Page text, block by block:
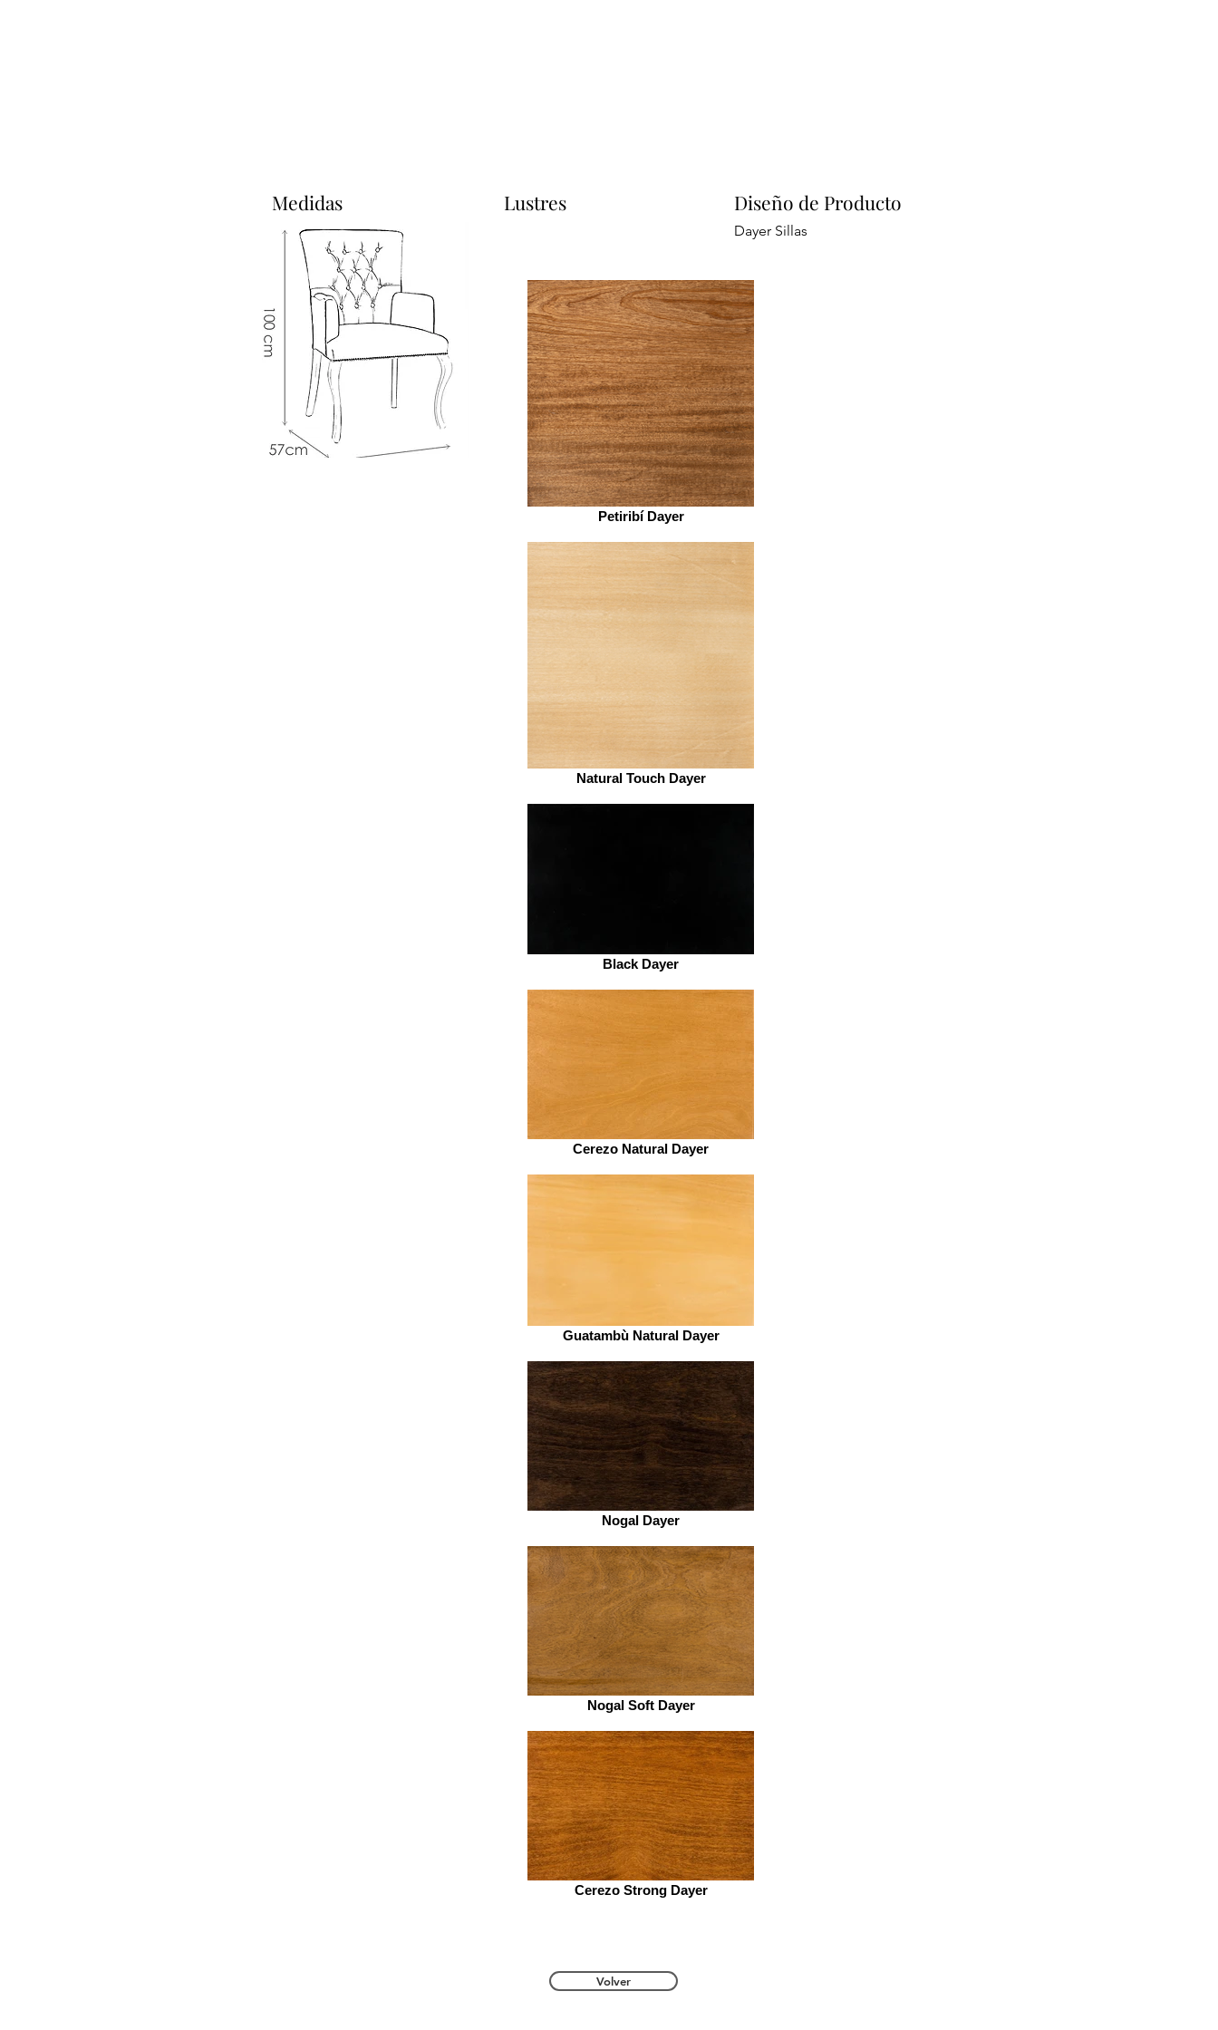
Medidas Lustres Diseño de Producto
Dayer Sillas
Petiribí Dayer
Natural Touch Dayer
Black Dayer
Cerezo Natural Dayer
Guatambù Natural Dayer
Nogal Dayer
Nogal Soft Dayer
Cerezo Strong Dayer
Volver